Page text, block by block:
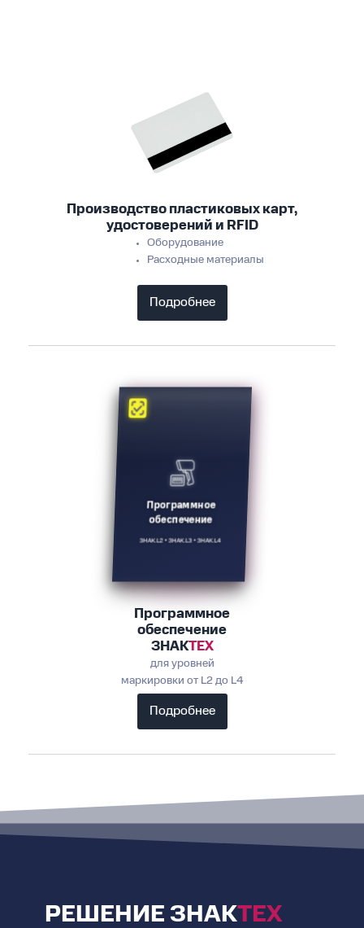
Производство пластиковых карт,
удостоверений и RFID
Оборудование
Расходные материалы
Подробнее
Программное
обеспечение
ЗНАК.L2 • ЗНАК.L3 • ЗНАК.L4
Программное
обеспечение
ЗНАКТЕХ
для уровней
маркировки от L2 до L4
Подробнее
РЕШЕНИЕ ЗНАКТЕХ